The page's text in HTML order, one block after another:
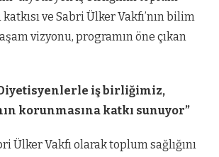
ve Sabri Ülker Vakfı’nın bilim
vizyonu, programın öne çıkan
iş birliğimiz,
korunmasına katkı sunuyor”
Ülker Vakfı olarak toplum sağlığını